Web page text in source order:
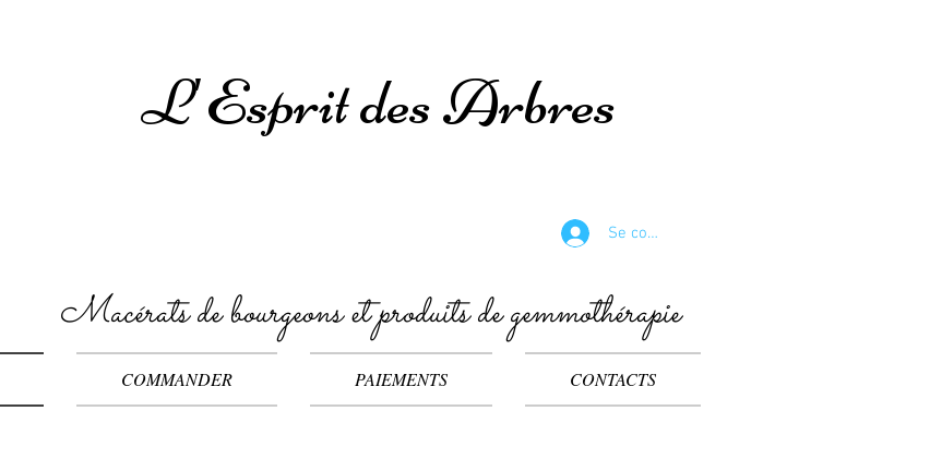
L'Esprit des Arbres
Se connecter
Macérats de bourgeons et produits de gemmothérapie
COMMANDER PAIEMENTS CONTACTS